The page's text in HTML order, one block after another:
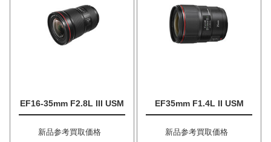
EF16-35mm F2.8L III USM
新品参考買取価格
EF35mm F1.4L II USM
新品参考買取価格